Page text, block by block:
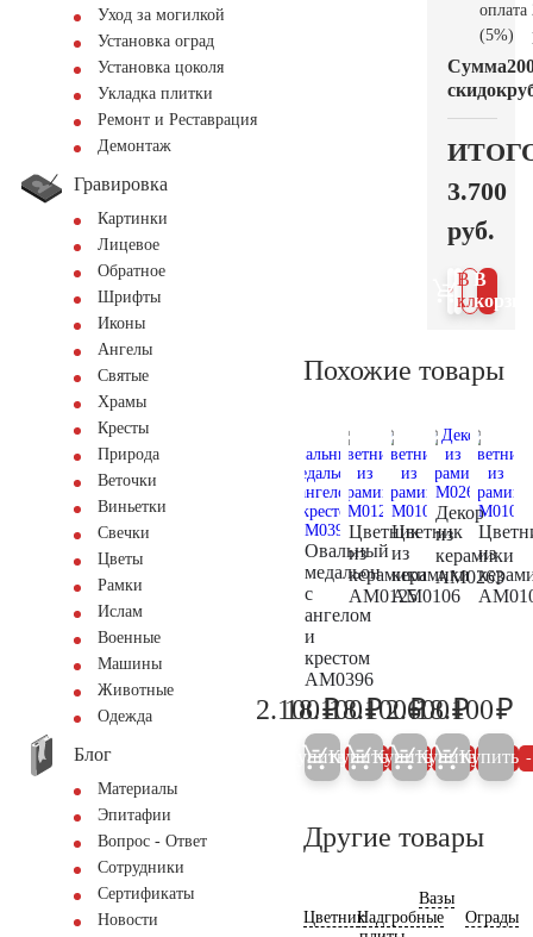
Уход за могилкой
Установка оград
Установка цоколя
Укладка плитки
Ремонт и Реставрация
Демонтаж
Гравировка
Картинки
Лицевое
Обратное
Шрифты
Иконы
Ангелы
Святые
Храмы
Кресты
Природа
Веточки
Виньетки
Свечки
Цветы
Рамки
Ислам
Военные
Машины
Животные
Одежда
Блог
Материалы
Эпитафии
Вопрос - Ответ
Сотрудники
Сертификаты
Новости
оплата
(5%)
Сумма
скидок
3.700
руб.
В
В 1
клик
Похожие товары
Овальный
медальон
с
ангелом
и
крестом
AM0396
2.200
2.100₽
Купить 5%
Цветник
из
керамики
AM0125
19.000
18.100₽
Купить 5%
Цветник
из
керамики
AM0106
19.000
18.100₽
Купить 5%
Декор
из
керамики
AM0263
2.700
2.600₽
Купить 5%
из
18.100₽
Купить
Другие товары
ЦветникНадгробные
Вазы
Ограды